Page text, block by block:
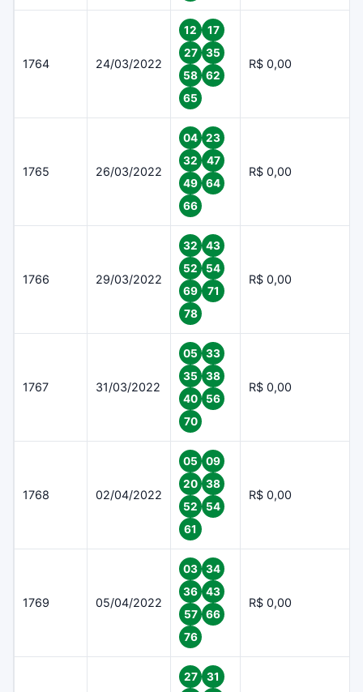
1764 24/03/2022
12
17
27
35
58
62
65
R$ 0,00
1765 26/03/2022
04
23
32
47
49
64
66
R$ 0,00
1766 29/03/2022
32
43
52
54
69
71
78
R$ 0,00
1767 31/03/2022
05
33
35
38
40
56
70
R$ 0,00
1768 02/04/2022
05
09
20
38
52
54
61
R$ 0,00
1769 05/04/2022
03
34
36
43
57
66
76
R$ 0,00
27
31